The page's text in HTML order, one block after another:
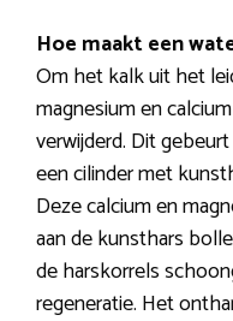
Hoe maakt een
Om het kalk uit het
magnesium en
verwijderd. Dit
een cilinder met
Deze calcium en
aan de kunsthars
de harskorrels
regeneratie. Het